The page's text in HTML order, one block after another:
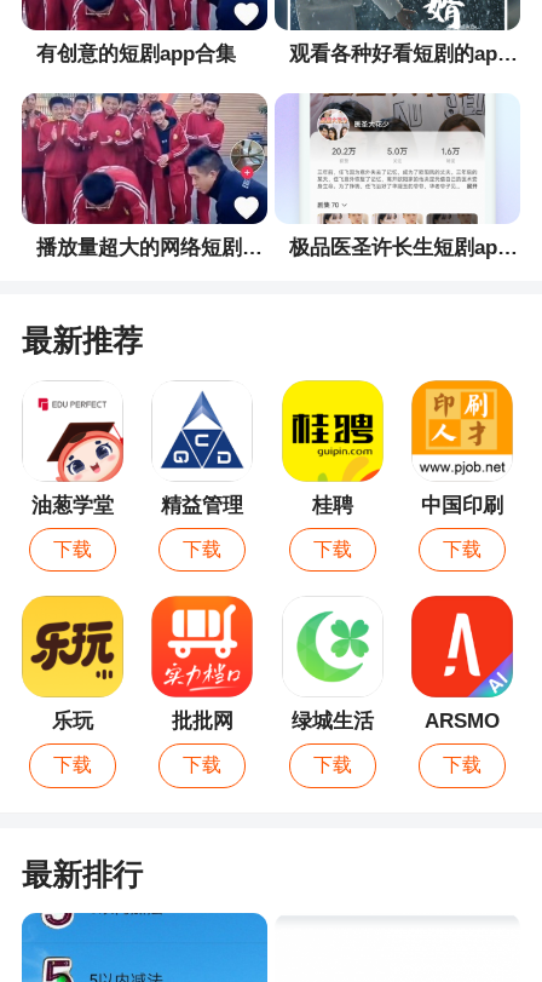
了“人脸识别+分时防盗”亮相等首创功能，所以就很
受欢迎了。新增的“人脸识别”功能可对用户的面部进
前，在获取人脸图像信息后将自动抓拍
更新日志
优化体验，增强稳定性。
有创意的短剧app合集 观看各种好看短剧的app合集
播放量超大的网络短剧app合集 极品医圣许长生短剧app合集
最新推荐
油葱学堂
下载
精益管理
下载
桂聘
下载
中国印刷
人才网
下载
乐玩
下载
批批网
下载
绿城生活
下载
ARSMO
下载
最新排行